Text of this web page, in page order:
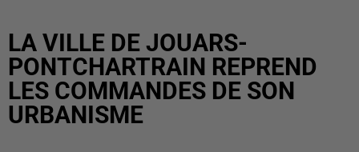
LA VILLE DE JOUARS-
PONTCHARTRAIN REPREND
LES COMMANDES DE SON
URBANISME